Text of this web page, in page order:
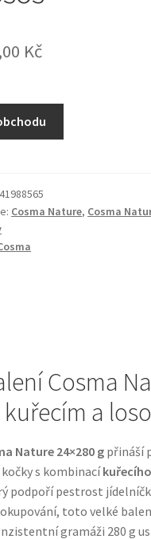
Kč
Cosma Nature, Cosma
Cosma
a
Nature 24×280 gpřináší
s kombinací
podpoří pestrost
toto velké
gramáži 280 g